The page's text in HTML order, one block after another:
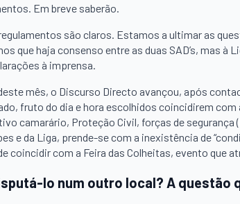
Em breve saberão.
são claros. Estamos a ultimar as
que haja consenso entre as duas SAD’s, mas à
à imprensa.
mês, o Discurso Directo avançou, após
fruto do dia e hora escolhidos coincidirem com
camarário, Proteção Civil, forças de segurança
e da Liga, prende-se com a inexistência de
coincidir com a Feira das Colheitas, evento que
lo num outro local? A questão